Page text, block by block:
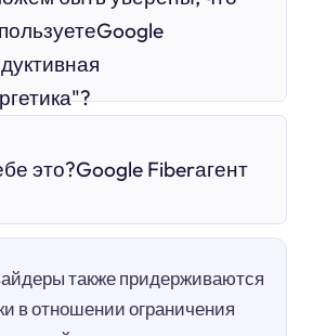
это?Google Fiberагент
также придерживаются
в отношении ограничения